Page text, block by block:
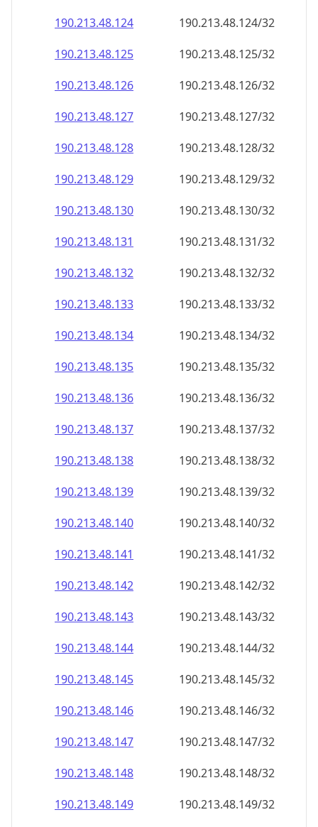
190.213.48.124
190.213.48.124/32
190.213.48.125
190.213.48.125/32
190.213.48.126
190.213.48.126/32
190.213.48.127
190.213.48.127/32
190.213.48.128
190.213.48.128/32
190.213.48.129
190.213.48.129/32
190.213.48.130
190.213.48.130/32
190.213.48.131
190.213.48.131/32
190.213.48.132
190.213.48.132/32
190.213.48.133
190.213.48.133/32
190.213.48.134
190.213.48.134/32
190.213.48.135
190.213.48.135/32
190.213.48.136
190.213.48.136/32
190.213.48.137
190.213.48.137/32
190.213.48.138
190.213.48.138/32
190.213.48.139
190.213.48.139/32
190.213.48.140
190.213.48.140/32
190.213.48.141
190.213.48.141/32
190.213.48.142
190.213.48.142/32
190.213.48.143
190.213.48.143/32
190.213.48.144
190.213.48.144/32
190.213.48.145
190.213.48.145/32
190.213.48.146
190.213.48.146/32
190.213.48.147
190.213.48.147/32
190.213.48.148
190.213.48.148/32
190.213.48.149
190.213.48.149/32